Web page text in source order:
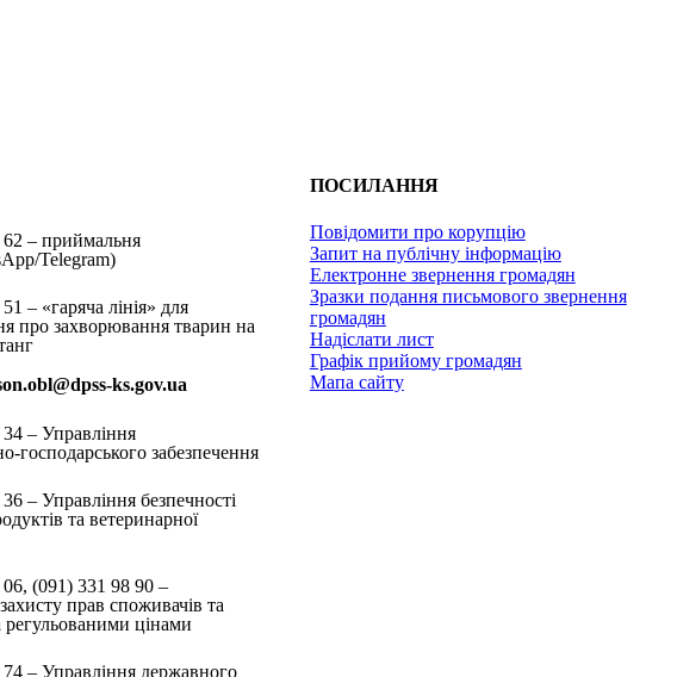
– приймальня
Telegram)
– «гаряча лінія» для
про захворювання тварин на
ks.gov.ua
– Управління
господарського забезпечення
– Управління безпечності
та ветеринарної
06, (091) 331 98 90–
прав споживачів та
регульованими цінами
– Управління державного
ПОСИЛАННЯ
Повідомити про корупцію
Запит на публічну інформацію
Електронне звернення громадян
Зразки подання письмового звернення
громадян
Надіслати лист
Графік прийому громадян
Мапа сайту